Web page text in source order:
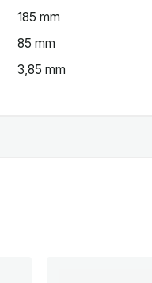
185 mm
85 mm
3,85 mm